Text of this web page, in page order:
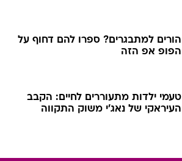
הורים למתבגרים? ספרו להם דחוף על
הפופ אפ הזה
טעמי ילדות מתעוררים לחיים: הקבב
העיראקי של נאג׳י משוק התקווה